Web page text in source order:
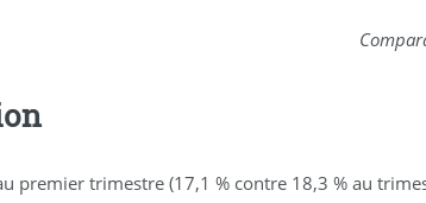
premier trimestre (17,1 % contre 18,3 % au